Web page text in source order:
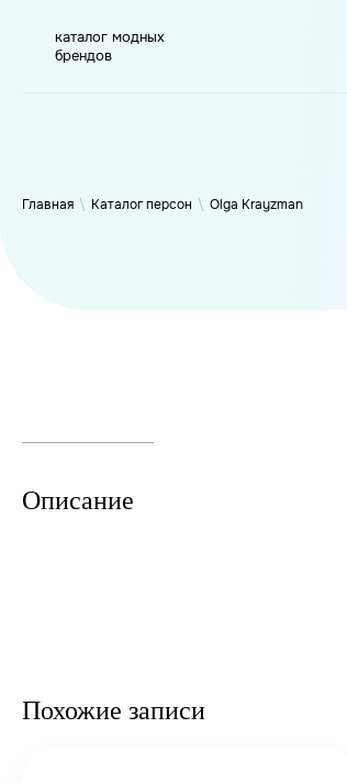
каталог модных
брендов
Главная \ Каталог персон \ Olga Krayzman
Описание
Похожие записи